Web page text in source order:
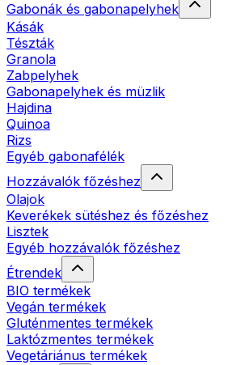
Gabonák és gabonapelyhek
Kásák
Tészták
Granola
Zabpelyhek
Gabonapelyhek és müzlik
Hajdina
Quinoa
Rizs
Egyéb gabonafélék
Hozzávalók főzéshez
Olajok
Keverékek sütéshez és főzéshez
Lisztek
Egyéb hozzávalók főzéshez
Étrendek
BIO termékek
Vegán termékek
Gluténmentes termékek
Laktózmentes termékek
Vegetáriánus termékek